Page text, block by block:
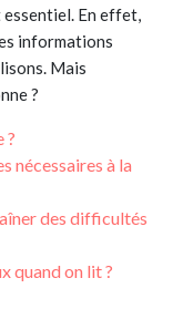
essentiel. En effet,
informations
Mais
?
?
nécessaires à la
des difficultés
quand on lit ?